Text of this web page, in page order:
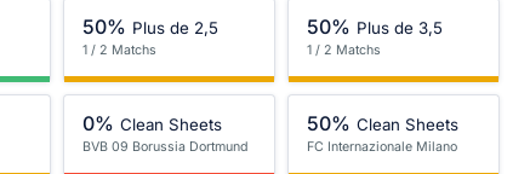
50% Plus de 2,5
1 / 2 Matchs
50% Plus de 3,5
1 / 2 Matchs
0% Clean Sheets
BVB 09 Borussia Dortmund
50% Clean Sheets
FC Internazionale Milano